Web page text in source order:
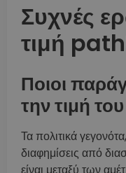
Συχνές
τιμή
Ποιοι
την τιμή
Τα πολιτικά
διαφημίσεις από